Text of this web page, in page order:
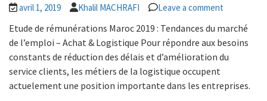
avril 1, 2019 Khalil MACHRAFI Leave a comment
Etude de rémunérations Maroc 2019 : Tendances du marché
de l’emploi – Achat & Logistique Pour répondre aux besoins
constants de réduction des délais et d’amélioration du
service clients, les métiers de la logistique occupent
actuelement une position importante dans les entreprises.